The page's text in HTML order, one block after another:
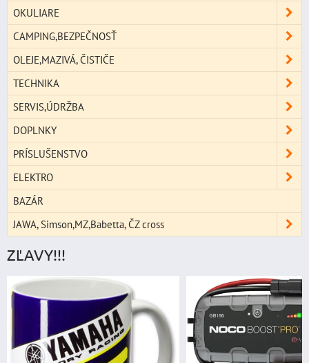
OKULIARE
CAMPING,BEZPEČNOSŤ
OLEJE,MAZIVÁ, ČISTIČE
TECHNIKA
SERVIS,ÚDRŽBA
DOPLNKY
PRÍSLUŠENSTVO
ELEKTRO
BAZÁR
JAWA, Simson,MZ,Babetta, ČZ cross
ZĽAVY!!!